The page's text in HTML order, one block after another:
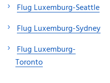
Flug Luxemburg-Seattle
Flug Luxemburg-Sydney
Flug Luxemburg-
Toronto